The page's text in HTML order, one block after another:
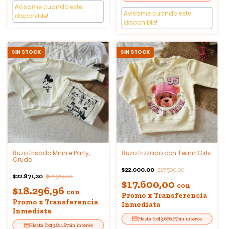
Avisame cuando este
disponible!
Avisame cuando este
disponible!
SIN STOCK
Buzo frisado Minnie Party,
Crudo.
$22.871,20 $28.589,00
$18.296,96 con
Promo x Transferencia
Inmediata
6x$3.811,87sin interés
SIN STOCK
Buzo frizzado con Team Girls
$22.000,00 $27.500,00
$17.600,00 con
Promo x Transferencia
Inmediata
6x$3.666,67sin interés